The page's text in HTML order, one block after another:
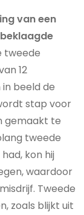
van een
tweede
12
beeld de
stap voor
gemaakt te
tweede
kon hij
waardoor
Tweede
zoals blijkt uit